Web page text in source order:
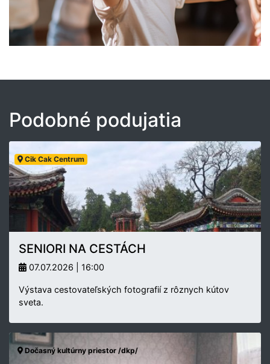
Podobné podujatia
Cik Cak Centrum
SENIORI NA CESTÁCH
07.07.2026 | 16:00
Výstava cestovateľských fotografií z rôznych kútov
sveta.
Dočasný kultúrny priestor /dkp/